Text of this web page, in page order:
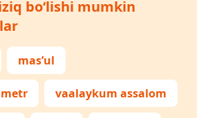
bo‘lishi mumkin
mas’ul
vaalaykum assalom